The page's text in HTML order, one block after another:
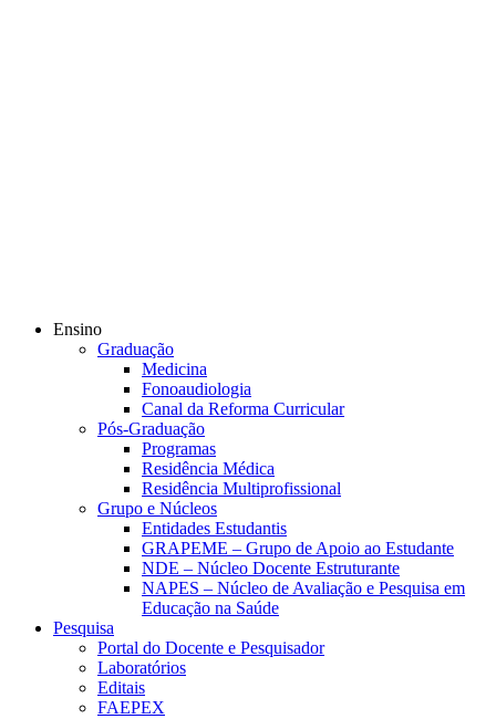
Ensino
Graduação
Medicina
Fonoaudiologia
Canal da Reforma Curricular
Pós-Graduação
Programas
Residência Médica
Residência Multiprofissional
Grupo e Núcleos
Entidades Estudantis
GRAPEME – Grupo de Apoio ao Estudante
NDE – Núcleo Docente Estruturante
NAPES – Núcleo de Avaliação e Pesquisa em
Educação na Saúde
Pesquisa
Portal do Docente e Pesquisador
Laboratórios
Editais
FAEPEX